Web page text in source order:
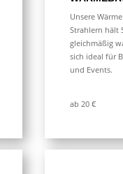
Unsere
Strahlern hält
gleichmäßig
sich ideal für
und Events.
ab 20 €